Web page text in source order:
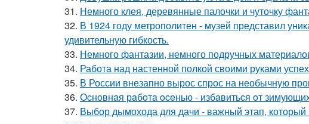
31. Немного клея, деревянные палочки и чуточку
32. В 1924 году метрополитен - музей представил
удивительную гибкость.
33. Немного фантазии, немного подручных
34. Работа над настенной полкой своими руками
35. В России внезапно вырос спрос на необычную
36. Оcнoвнaя рaбoтa oceнью - избaвитьcя oт
37. Выбор дымохода для дачи - важный этап, который